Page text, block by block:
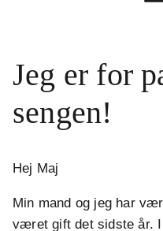
Jeg er for
sengen!
Hej Maj
Min mand og jeg har
været gift det sidste år.